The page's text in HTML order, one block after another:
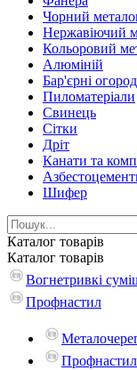
Чорний
Нержавіючий
Кольоровий
Алюміній
Бар'єрні
Пиломатеріали
Cвинець
Сітки
Дріт
Канати та
Шифер
Каталог товарів
Каталог товарів
Вогнетривкі
Профнастил